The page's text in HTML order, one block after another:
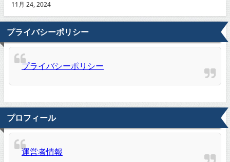
11月 24, 2024
プライバシーポリシー
プライバシーポリシー
プロフィール
運営者情報